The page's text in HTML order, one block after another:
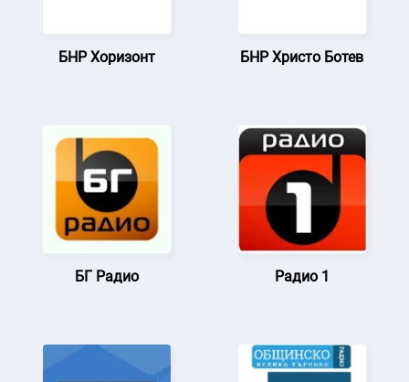
БНР Хоризонт БНР Христо Ботев
БГ Радио Радио 1